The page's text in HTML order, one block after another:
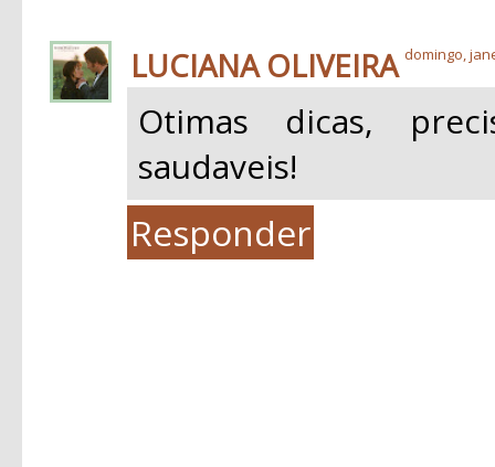
LUCIANA OLIVEIRA domingo,
Otimas dicas,
saudaveis!
Responder